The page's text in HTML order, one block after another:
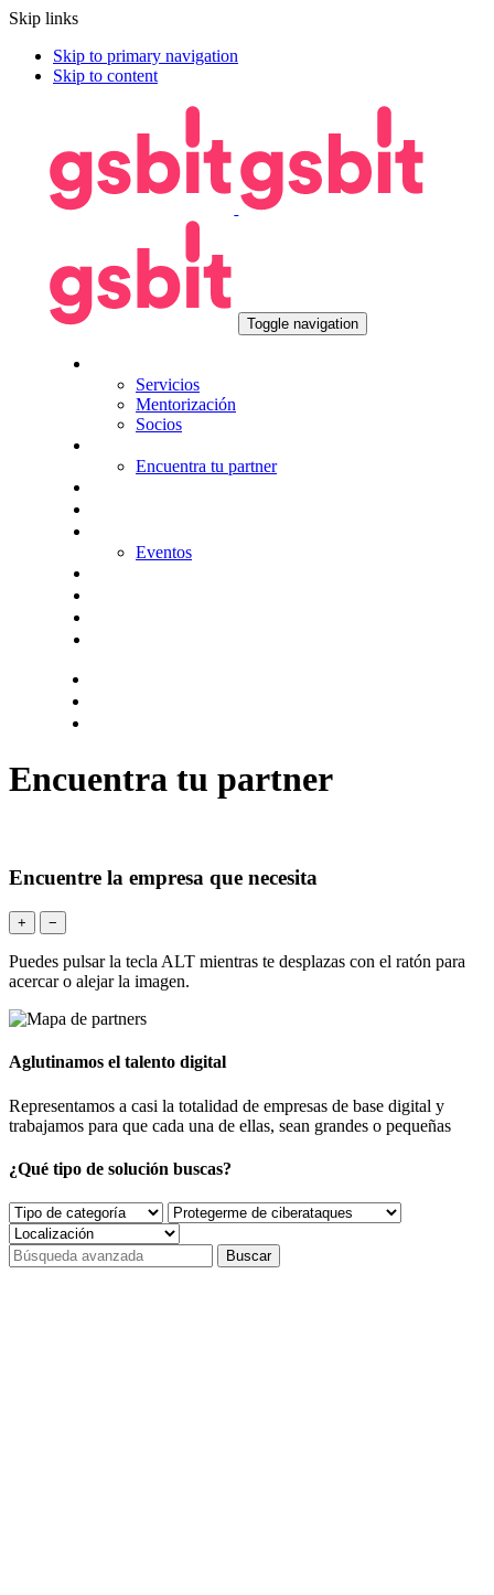
Skip links
Skip to primary navigation
Skip to content
Toggle navigation
Servicios
Mentorización
Socios
Encuentra tu partner
Eventos
Encuentra tu partner
Encuentre la empresa que necesita
+ −
Puedes pulsar la tecla ALT mientras te desplazas con el ratón para
acercar o alejar la imagen.
Aglutinamos el talento digital
Representamos a casi la totalidad de empresas de base digital y
trabajamos para que cada una de ellas, sean grandes o pequeñas
¿Qué tipo de solución buscas?
Buscar